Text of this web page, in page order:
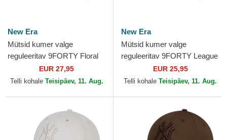
New Era
Mütsid kumer valge
reguleeritav 9FORTY Floral
Infill New York Yankees MLB
New Era
EUR 27,95
Telli kohale Teisipäev, 11. Aug.
New Era
Mütsid kumer valge
reguleeritav 9FORTY League
Essential New York Yankees
MLB New Era
EUR 25,95
Telli kohale Teisipäev, 11. Aug.